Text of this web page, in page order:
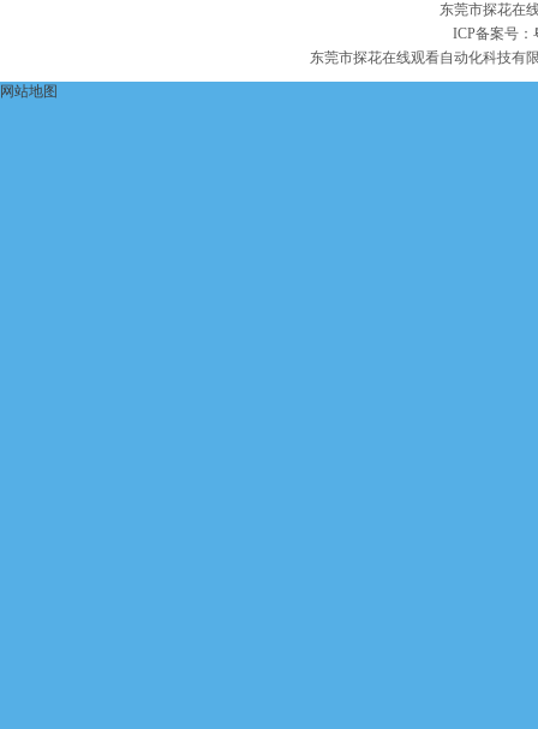
东莞市探花在
ICP备案号：
东莞市探花在线观看自动化科技有
网站地图